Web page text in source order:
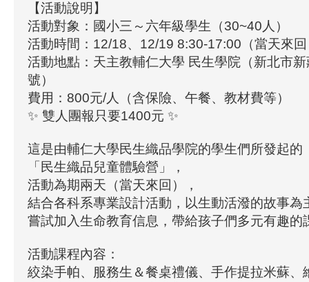
【活動說明】
活動對象：國小三～六年級學生（30~40人）
活動時間：12/18、12/19 8:30-17:00（當天來
活動地點：天主教輔仁大學 民生學院（新北市
號）
費用：800元/人（含保險、午餐、教材費等）
✨ 雙人團報只要1400元 ✨
這是由輔仁大學民生織品學院的學生們所發起的
「民生織品兒童體驗營」，
活動為期兩天（當天來回），
結合各科系專業設計活動，以生動活潑的故事為
嘗試加入生命教育信息，帶給孩子們多元有趣的
活動課程內容：
絞染手帕、服務生＆餐桌禮儀、手作提拉米蘇、